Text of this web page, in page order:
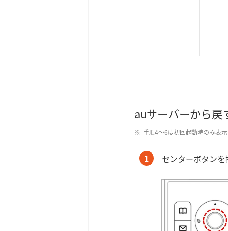
auサーバーから戻
手順4～6は初回起動時のみ表示
1 センターボタンを